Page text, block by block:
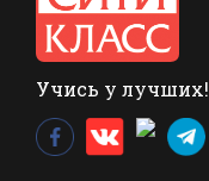
Учись у лучших!